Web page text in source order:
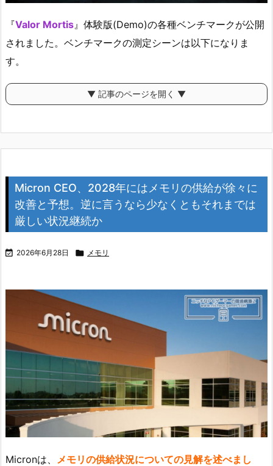
『Valor Mortis』体験版(Demo)の各種ベンチマークが公開
されました。ベンチマークの測定シーンは以下になりま
す。
▼ 記事のページを開く ▼
Micron CEO、2028年にはメモリの供給が徐々に
改善と予想。逆に言うなら少なくともそれまでは
厳しい状況継続か
 2026年6月28日  メモリ
Micronは、
メモリの供給状況についての見解を述べまし